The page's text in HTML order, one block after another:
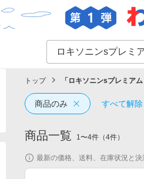
イベント一覧 シ
トップ 「 ロキソニンsプレミア
商品のみ すべて解除
商品一覧 1〜4件 （4件）
最新の価格、送料、在庫状況と